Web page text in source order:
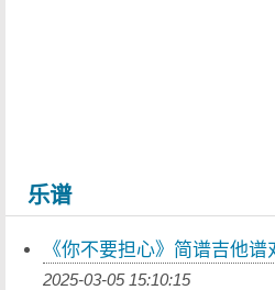
乐谱
《你不要担心》简谱吉他谱
2025-03-05 15:10:15